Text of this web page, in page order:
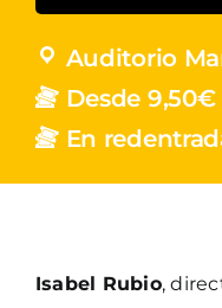
Auditorio
Desde 9,50€
En
Isabel Rubio,